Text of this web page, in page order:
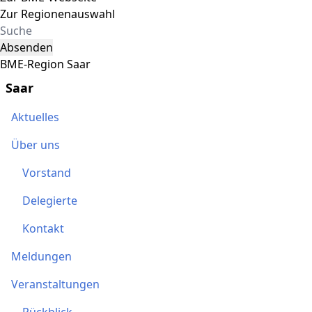
Zur Regionenauswahl
Absenden
BME-Region Saar
Saar
Aktuelles
Über uns
Vorstand
Delegierte
Kontakt
Meldungen
Veranstaltungen